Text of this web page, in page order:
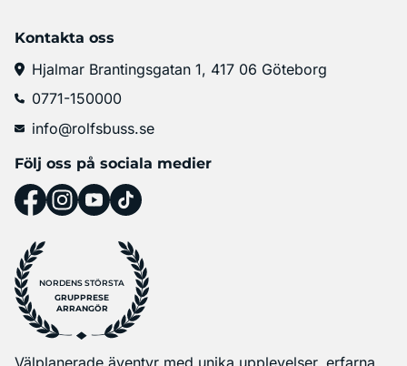
Kontakta oss
Hjalmar Brantingsgatan 1, 417 06 Göteborg
0771-150000
info@rolfsbuss.se
Följ oss på sociala medier
NORDENS STÖRSTA
GRUPPRESE
ARRANGÖR
Välplanerade äventyr med unika upplevelser, erfarna